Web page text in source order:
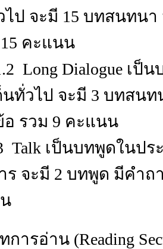
ไป จะมี 15 บทสนทน
คะแนน
Long Dialogue เป็
นทั่วไป จะมี 3 บทสน
อ รวม 9 คะแนน
Talk เป็นบทพูดในป
ร จะมี 2 บทพูด มีคำถ
การอ่าน (Reading